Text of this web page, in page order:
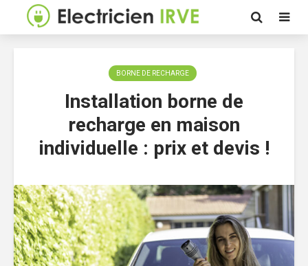
BORNE DE RECHARGE
Installation borne de
recharge en maison
individuelle : prix et devis !